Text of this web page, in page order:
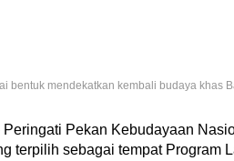
bentuk mendekatkan kembali budaya khas
Pekan Kebudayaan
terpilih sebagai tempat Program